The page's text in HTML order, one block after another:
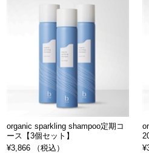
organic sparkling shampoo定期コ
ース【3個セット】
¥3,866 （税込）